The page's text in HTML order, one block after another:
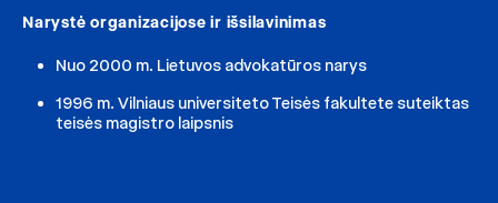
Narystė organizacijose ir išsilavinimas
Nuo 2000 m. Lietuvos advokatūros narys
1996 m. Vilniaus universiteto Teisės fakultete suteiktas
teisės magistro laipsnis